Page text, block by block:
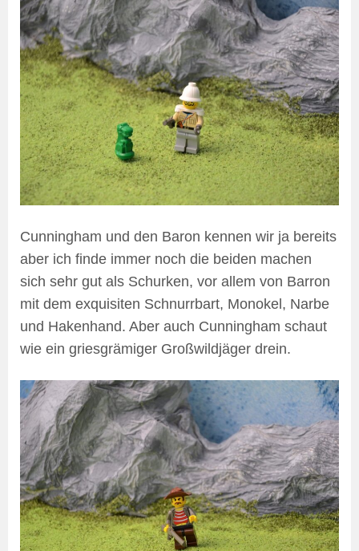
Cunningham und den Baron kennen wir ja bereits
aber ich finde immer noch die beiden machen
sich sehr gut als Schurken, vor allem von Barron
mit dem exquisiten Schnurrbart, Monokel, Narbe
und Hakenhand. Aber auch Cunningham schaut
wie ein griesgrämiger Großwildjäger drein.